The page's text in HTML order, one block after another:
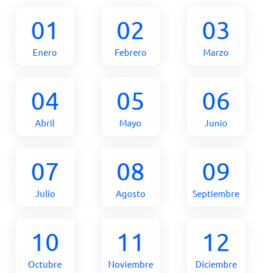
01
Enero
02
Febrero
03
Marzo
04
Abril
05
Mayo
06
Junio
07
Julio
08
Agosto
09
Septiembre
10
Octubre
11
Noviembre
12
Diciembre